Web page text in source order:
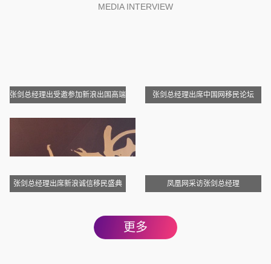
MEDIA INTERVIEW
张剑总经理出受邀参加新浪出国高端
张剑总经理出席中国网移民论坛
张剑总经理出席新浪诚信移民盛典 凤凰网采访张剑总经理
更多